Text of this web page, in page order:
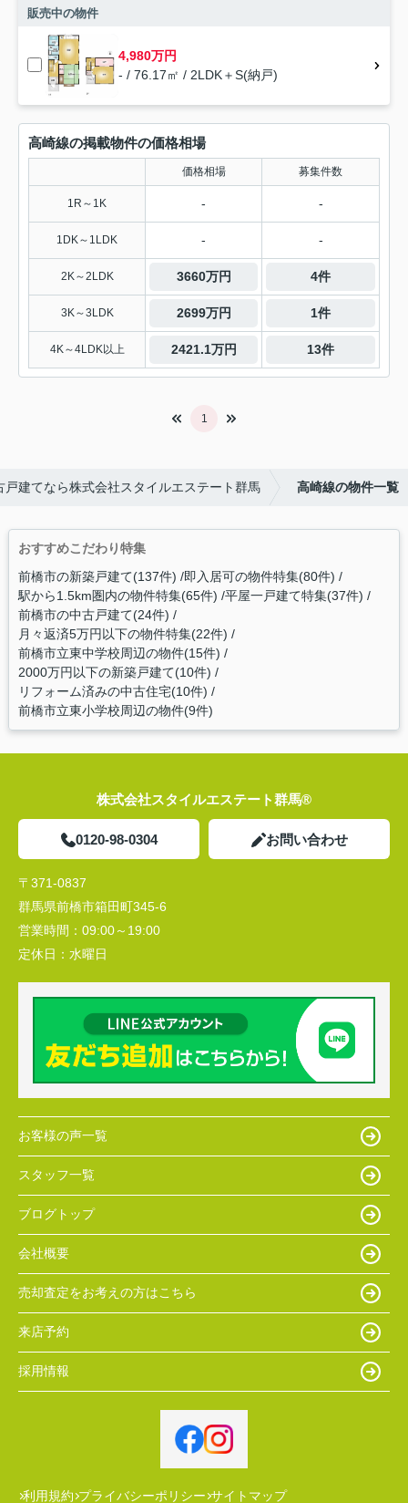
販売中の物件
4,980万円
- / 76.17㎡ / 2LDK＋S(納戸)
高崎線の掲載物件の価格相場
価格相場 募集件数
1R～1K - -
1DK～1LDK - -
2K～2LDK 3660万円 4件
3K～3LDK 2699万円 1件
4K～4LDK以上 2421.1万円 13件
1
戸建てなら株式会社スタイルエステート群馬 高崎線の物件一覧
おすすめこだわり特集
前橋市の新築戸建て(137件) 即入居可の物件特集(80件)
駅から1.5km圏内の物件特集(65件) 平屋一戸建て特集(37件)
前橋市の中古戸建て(24件)
月々返済5万円以下の物件特集(22件)
前橋市立東中学校周辺の物件(15件)
2000万円以下の新築戸建て(10件)
リフォーム済みの中古住宅(10件)
前橋市立東小学校周辺の物件(9件)
株式会社スタイルエステート群馬®
0120-98-0304 お問い合わせ
〒371-0837
群馬県前橋市箱田町345-6
営業時間： 09:00～19:00
定休日： 水曜日
お客様の声一覧
スタッフ一覧
ブログトップ
会社概要
売却査定をお考えの方はこちら
来店予約
採用情報
利用規約 プライバシーポリシー サイトマップ